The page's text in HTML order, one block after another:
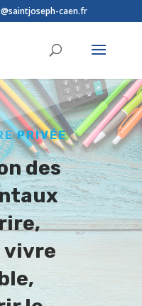
caen.fr
PRIVÉE
des
vivre